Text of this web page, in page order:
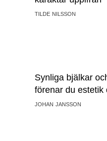
TILDE NILSSON
Synliga bjälkar
förenar du estetik
JOHAN JANSSON